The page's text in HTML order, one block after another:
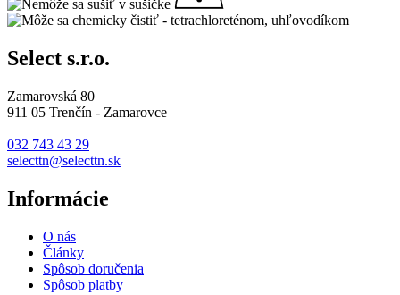
Select s.r.o.
Zamarovská 80
911 05 Trenčín - Zamarovce
032 743 43 29
selecttn@selecttn.sk
Informácie
O nás
Články
Spôsob doručenia
Spôsob platby